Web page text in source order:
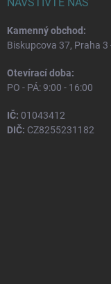
Kamenný obchod:
Biskupcova 37, Praha 3
Otevírací doba:
PO - PÁ: 9:00 - 16:00
IČ: 01043412
DIČ: CZ8255231182